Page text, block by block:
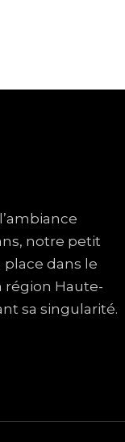
notre petit
place dans le
région Haute-
sa singularité.